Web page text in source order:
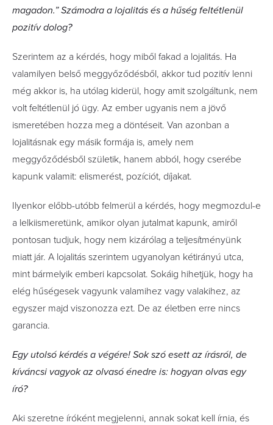
magadon.” Számodra a lojalitás és a hűség feltétlenül
pozitív dolog?
Szerintem az a kérdés, hogy miből fakad a lojalitás. Ha
valamilyen belső meggyőződésből, akkor tud pozitív lenni
még akkor is, ha utólag kiderül, hogy amit szolgáltunk, nem
volt feltétlenül jó ügy. Az ember ugyanis nem a jövő
ismeretében hozza meg a döntéseit. Van azonban a
lojalitásnak egy másik formája is, amely nem
meggyőződésből születik, hanem abból, hogy cserébe
kapunk valamit: elismerést, pozíciót, díjakat.
Ilyenkor előbb-utóbb felmerül a kérdés, hogy megmozdul-e
a lelkiismeretünk, amikor olyan jutalmat kapunk, amiről
pontosan tudjuk, hogy nem kizárólag a teljesítményünk
miatt jár. A lojalitás szerintem ugyanolyan kétirányú utca,
mint bármelyik emberi kapcsolat. Sokáig hihetjük, hogy ha
elég hűségesek vagyunk valamihez vagy valakihez, az
egyszer majd viszonozza ezt. De az életben erre nincs
garancia.
Egy utolsó kérdés a végére! Sok szó esett az írásról, de
kíváncsi vagyok az olvasó énedre is: hogyan olvas egy
író?
Aki szeretne íróként megjelenni, annak sokat kell írnia, és